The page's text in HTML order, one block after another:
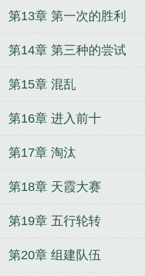
第13章 第一次的胜利
第14章 第三种的尝试
第15章 混乱
第16章 进入前十
第17章 淘汰
第18章 天霞大赛
第19章 五行轮转
第20章 组建队伍